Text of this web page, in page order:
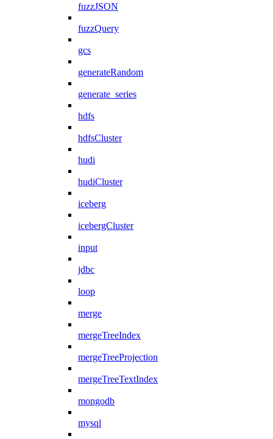
fuzzJSON
fuzzQuery
gcs
generateRandom
generate_series
hdfs
hdfsCluster
hudi
hudiCluster
iceberg
icebergCluster
input
jdbc
loop
merge
mergeTreeIndex
mergeTreeProjection
mergeTreeTextIndex
mongodb
mysql